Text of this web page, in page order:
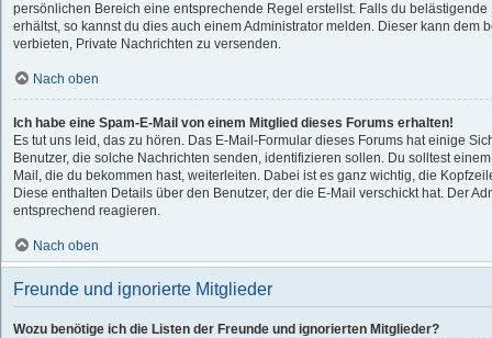
persönlichen Bereich eine entsprechende Regel erstellst. Falls du
erhältst, so kannst du dies auch einem Administrator melden. Dieser kann dem
verbieten, Private Nachrichten zu versenden.
Nach oben
Ich habe eine Spam-E-Mail von einem Mitglied dieses Forums erhalten!
Es tut uns leid, das zu hören. Das E-Mail-Formular dieses Forums hat einige
Benutzer, die solche Nachrichten senden, identifizieren sollen. Du solltest
Mail, die du bekommen hast, weiterleiten. Dabei ist es ganz wichtig, die
Diese enthalten Details über den Benutzer, der die E-Mail verschickt hat. Der
entsprechend reagieren.
Nach oben
Freunde und ignorierte Mitglieder
Wozu benötige ich die Listen der Freunde und ignorierten Mitglieder?